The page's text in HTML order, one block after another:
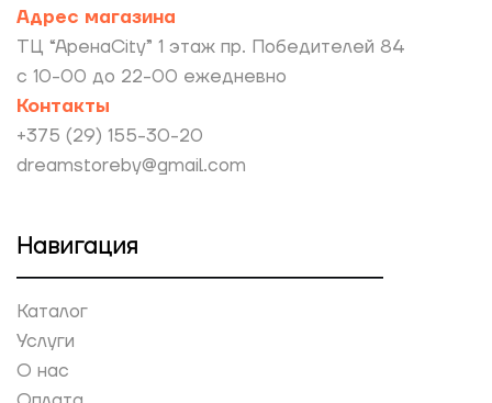
Адрес магазина
ТЦ “АренаCity” 1 этаж пр. Победителей 84
с 10-00 до 22-00 ежедневно
Контакты
+375 (29) 155-30-20
dreamstoreby@gmail.com
Навигация
Каталог
Услуги
О нас